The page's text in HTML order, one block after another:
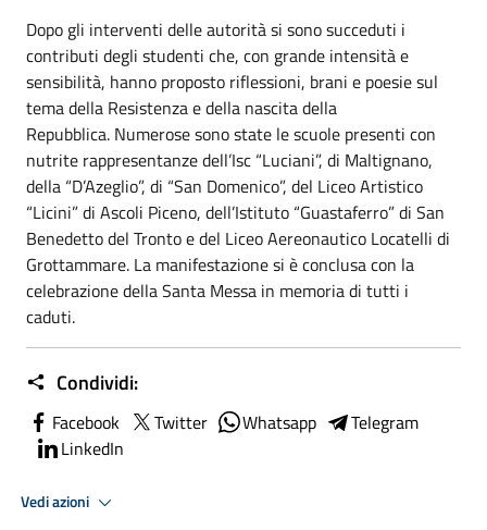
Dopo gli interventi delle autorità si sono succeduti i
contributi degli studenti che, con grande intensità e
sensibilità, hanno proposto riflessioni, brani e poesie sul
tema della Resistenza e della nascita della
Repubblica. Numerose sono state le scuole presenti con
nutrite rappresentanze dell’Isc “Luciani”, di Maltignano,
della “D’Azeglio”, di “San Domenico”, del Liceo Artistico
“Licini” di Ascoli Piceno, dell’Istituto “Guastaferro” di San
Benedetto del Tronto e del Liceo Aereonautico Locatelli di
Grottammare. La manifestazione si è conclusa con la
celebrazione della Santa Messa in memoria di tutti i
caduti.
Condividi:
Facebook Twitter Whatsapp
Telegram
LinkedIn
Vedi azioni